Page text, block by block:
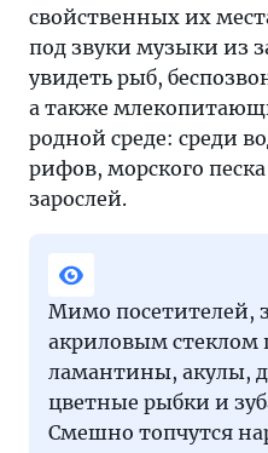
свойственных их
под звуки музыки из
увидеть рыб,
а также
родной среде: среди
рифов, морского
зарослей.
Мимо посетителей,
акриловым стеклом
ламантины, акулы,
цветные рыбки и
Смешно топчутся